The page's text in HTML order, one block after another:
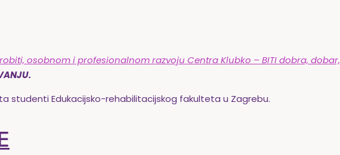
osobnom i profesionalnom razvoju Centra Klubko – BITI dobra, dobar,
studenti Edukacijsko-rehabilitacijskog fakulteta u Zagrebu.